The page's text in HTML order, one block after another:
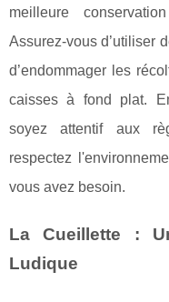
meilleure
Assurez-vous d’utiliser
d’endommager les
caisses à fond plat.
soyez attentif aux
respectez
vous avez besoin.
La Cueillette :
Ludique